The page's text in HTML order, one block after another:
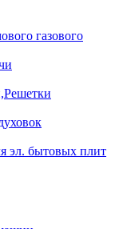
газового
эл. бытовых плит